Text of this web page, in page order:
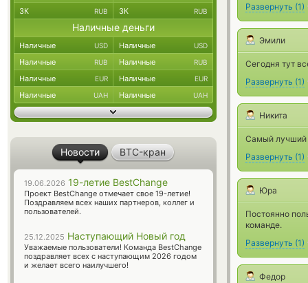
Развернуть (1)
Эмили
Сегодня тут
Развернуть (1)
Никита
Самый лучший
Развернуть (1)
Юра
Постоянно
команде.
Развернуть (1)
Федор
ЗК RUB ЗК RUB
Наличные деньги
Наличные USD Наличные USD
Наличные RUB Наличные RUB
Наличные EUR Наличные EUR
Наличные UAH Наличные UAH
Новости BTC-кран
19.06.2026 19-летие BestChange
Проект BestChange отмечает свое 19-летие!
Поздравляем всех наших партнеров, коллег и
пользователей.
25.12.2025 Наступающий Новый год
Уважаемые пользователи! Команда BestChange
поздравляет всех с наступающим 2026 годом
и желает всего наилучшего!